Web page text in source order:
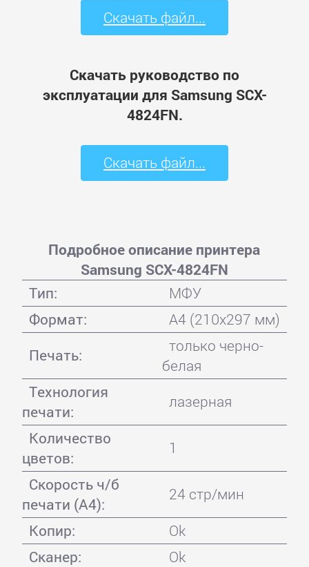
Скачать файл...
Скачать руководство по
эксплуатации для Samsung SCX-
4824FN.
Скачать файл...
Подробное описание принтера
Samsung SCX-4824FN
Тип:
МФУ
Формат:
A4 (210x297 мм)
Печать:
только черно-
белая
Технология
печати:
лазерная
Количество
цветов:
1
Скорость ч/б
печати (А4):
24 стр/мин
Копир:
Ok
Сканер:
Ok